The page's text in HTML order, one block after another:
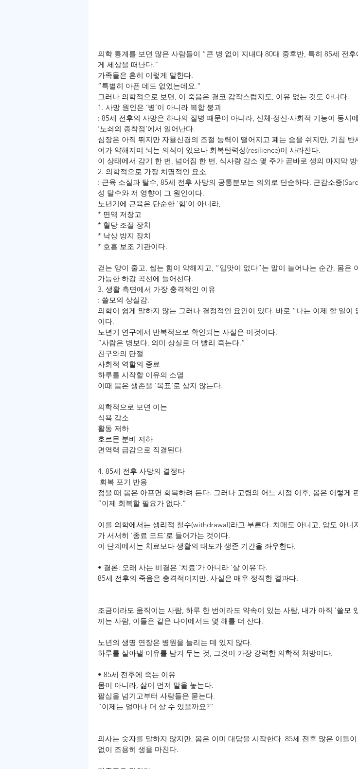
의학 통계를 보면 많은 사람들이 “큰 병 없이 지내다 80대 중후반, 특히 85세 전후
게 세상을 떠난다."
가족들은 흔히 이렇게 말한다.
“특별히 아픈 데도 없었는데요."
그러나 의학적으로 보면, 이 죽음은 결코 갑작스럽지도, 이유 없는 것도 아니다.
1. 사망 원인은 ‘병’이 아니라 복합 붕괴
: 85세 전후의 사망은 하나의 질병 때문이 아니라, 신체·정신·사회적 기능이 동시
‘노쇠의 종착점’에서 일어난다.
심장은 아직 뛰지만 자율신경의 조절 능력이 떨어지고 폐는 숨을 쉬지만, 기침 반
어가 약해지며 뇌는 의식이 있으나 회복탄력성(resilience)이 사라진다.
이 상태에서 감기 한 번, 넘어짐 한 번, 식사량 감소 몇 주가 곧바로 생의 마지막
2. 의학적으로 가장 치명적인 요소
: 근육 소실과 탈수, 85세 전후 사망의 공통분모는 의외로 단순하다. 근감소증
성 탈수와 저 영향이 그 원인이다.
노년기에 근육은 단순한 ‘힘’이 아니라,
* 면역 저장고
* 혈당 조절 장치
* 낙상 방지 장치
* 호흡 보조 기관이다.
걷는 양이 줄고, 씹는 힘이 약해지고, “입맛이 없다”는 말이 늘어나는 순간, 몸은
가능한 하강 곡선에 들어선다.
3. 생활 측면에서 가장 충격적인 이유
: 쓸모의 상실감.
의학이 쉽게 말하지 않는 그러나 결정적인 요인이 있다. 바로 “나는 이제 할 일이
이다.
노년기 연구에서 반복적으로 확인되는 사실은 이것이다.
“사람은 병보다, 의미 상실로 더 빨리 죽는다.”
︎친구와의 단절
사회적 역할의 종료
하루를 시작할 이유의 소멸
이때 몸은 생존을 ‘목표’로 삼지 않는다.
의학적으로 보면 이는
︎식욕 감소
활동 저하
호르몬 분비 저하
︎면역력 급감으로 직결된다.
4. 85세 전후 사망의 결정타
회복 포기 반응
젊을 때 몸은 아프면 회복하려 든다. 그러나 고령의 어느 시점 이후, 몸은 이렇게
“이제 회복할 필요가 없다.”
이를 의학에서는 생리적 철수(withdrawal)라고 부른다. 치매도 아니고, 암도 아니
가 서서히 ‘종료 모드’로 들어가는 것이다.
이 단계에서는 치료보다 생활의 태도가 생존 기간을 좌우한다.
• 결론: 오래 사는 비결은 ‘치료’가 아니라 ‘살 이유’다.
85세 전후의 죽음은 충격적이지만, 사실은 매우 정직한 결과다.
조금이라도 움직이는 사람, 하루 한 번이라도 약속이 있는 사람, 내가 아직 '쓸모
끼는 사람, 이들은 같은 나이에서도 몇 해를 더 산다.
노년의 생명 연장은 병원을 늘리는 데 있지 않다.
하루를 살아낼 이유를 남겨 두는 것, 그것이 가장 강력한 의학적 처방이다.
• 85세 전후에 죽는 이유
몸이 아니라, 삶이 먼저 말을 놓는다.
팔십을 넘기고부터 사람들은 묻는다.
“이제는 얼마나 더 살 수 있을까요?”
의사는 숫자를 말하지 않지만, 몸은 이미 대답을 시작한다. 85세 전후 많은 이들
없이 조용히 생을 마친다.